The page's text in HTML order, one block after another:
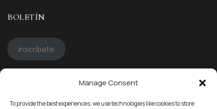
Manage Consent
To provide the best experiences, we use technologies like cookies to store
BOLETÍN
inscríbete
STAY CONNECTED